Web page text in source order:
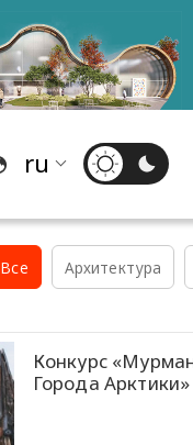
Все Архитектура
Конкурс
Города Арктики»